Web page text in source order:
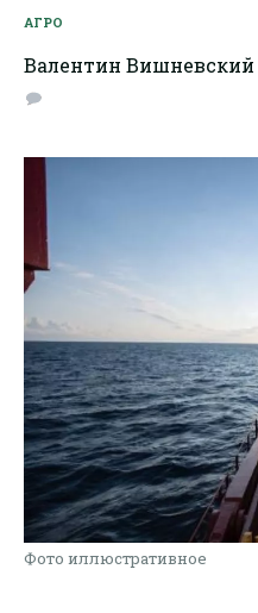
АГРО
Валентин Вишневский
Фото иллюстративное